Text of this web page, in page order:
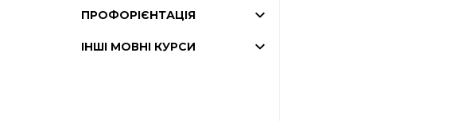
ПРОФОРІЄНТАЦІЯ
ІНШІ МОВНІ КУРСИ